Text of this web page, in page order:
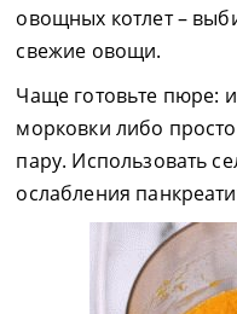
овощных котлет –
свежие овощи.
Чаще готовьте пюре:
морковки либо
пару. Использовать
ослабления